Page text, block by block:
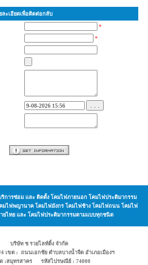
ะเอียดเพื่อติดต่อกลับ
*
*
. . .
การซ่อม และ ติดตั้ง โคมไฟภายนอก โคมไฟประติมากรรม
มไฟพญานาค โคมไฟมังกร โคมไฟช้าง โคมไฟถนน โคมไฟ
ยไทย และ โคมไฟประติมากรรมตามแบบทุกชนิด
บริษัท ช รวยไลท์ติ้ง จำกัด
เขต : ถนนเอกชัย ตำบลบางน้ำจืด อำเภอเมืองฯ
ด :สมุทรสาคร รหัสไปรษณีย์ : 74000